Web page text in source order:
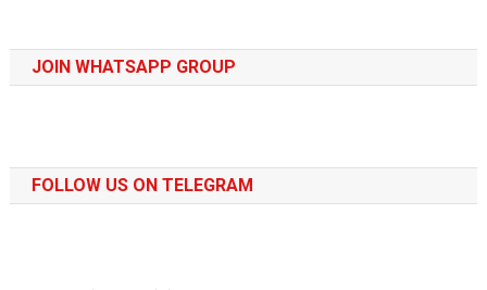
JOIN WHATSAPP GROUP
FOLLOW US ON TELEGRAM